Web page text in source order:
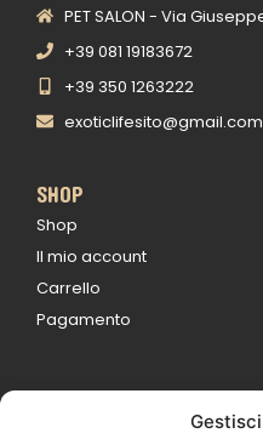
PET SALON - Via
+39 081 19183672
+39 350 1263222
exoticlifesito@gmail.com
SHOP
Shop
Il mio account
Carrello
Pagamento